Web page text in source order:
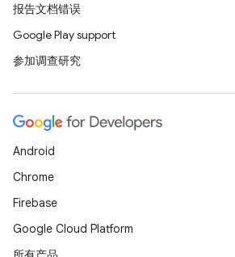
报告文档错误
Google Play support
参加调查研究
Android
Chrome
Firebase
Google Cloud Platform